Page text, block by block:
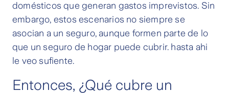
domésticos que generan gastos imprevistos. Sin
embargo, estos escenarios no siempre se
asocian a un seguro, aunque formen parte de lo
que un seguro de hogar puede cubrir. hasta ahi
le veo sufiente.
Entonces, ¿Qué cubre un